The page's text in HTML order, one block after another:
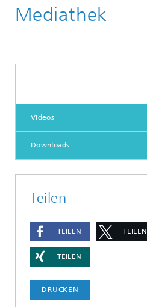
Mediathek
Videos
Downloads
Teilen
TEILEN TEILEN
TEILEN
DRUCKEN